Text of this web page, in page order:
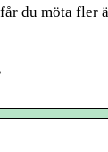
du möta fler